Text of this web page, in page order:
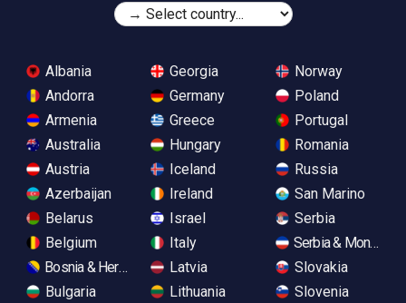
Albania
Andorra
Armenia
Australia
Austria
Azerbaijan
Belarus
Belgium
Bosnia & Herzegovina
Bulgaria
Georgia
Germany
Greece
Hungary
Iceland
Ireland
Israel
Italy
Latvia
Lithuania
Norway
Poland
Portugal
Romania
Russia
San Marino
Serbia
Serbia &
Slovakia
Slovenia